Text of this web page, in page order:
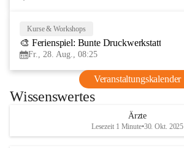
Kurse & Workshops
🎨 Ferienspiel: Bunte Druckwerkstatt
Fr., 28. Aug., 08:25
Veranstaltungskalender
Wissenswertes
Ärzte
Lesezeit 1 Minute•30. Okt. 2025